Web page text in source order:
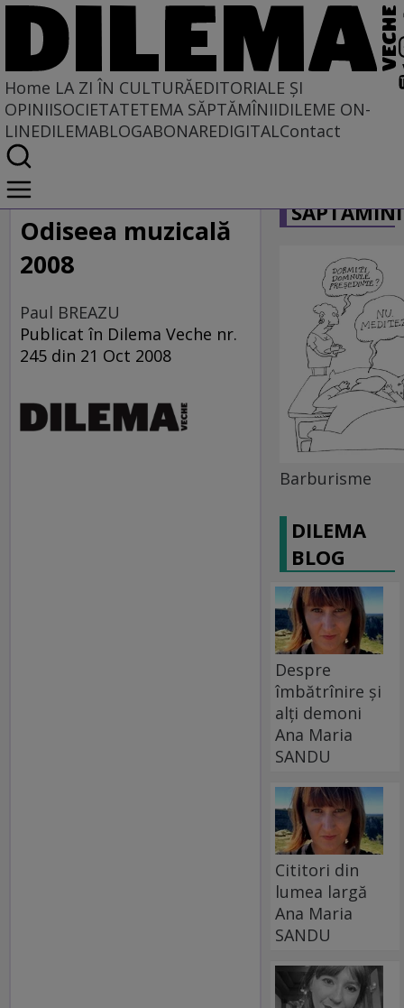
Home LA ZI ÎN CULTURĂEDITORIALE ȘI
OPINIISOCIETATETEMA SĂPTĂMÎNIIDILEME ON-
LINEDILEMABLOGABONAREDIGITALContact
Home
La zi în cultură
Odiseea muzicală
2008
Paul BREAZU
Publicat în Dilema Veche nr.
245 din 21 Oct 2008
Barburisme
DILEMA
BLOG
Despre
îmbătrînire și
alți demoni
Ana Maria
SANDU
Cititori din
lumea largă
Ana Maria
SANDU